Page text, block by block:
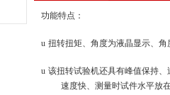
功能特点：
u 扭转扭矩、角度为液晶显示、
u 该扭转试验机还具有峰值保持
速度快、测量时试件水平放